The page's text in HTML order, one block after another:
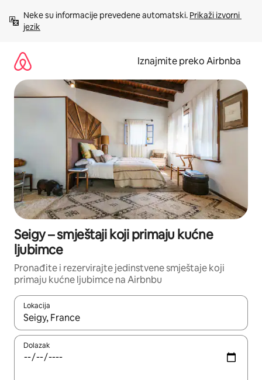
sadržaj
Neke su informacije prevedene automatski. Prikaži izvorni
jezik
Iznajmite preko Airbnba
Seigy – smještaji koji primaju kućne
ljubimce
Pronađite i rezervirajte jedinstvene smještaje koji
primaju kućne ljubimce na Airbnbu
Lokacija
Kada budu dostupni rezultati, moći ćete ih pregledati
Dolazak